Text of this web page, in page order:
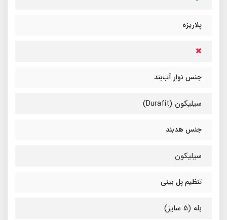
پلاریزه
جنس نوار آب‌بند
سیلیکون (Durafit)
جنس هدبند
سیلیکون
تنظیم پل بینی
بله (5 سایز)